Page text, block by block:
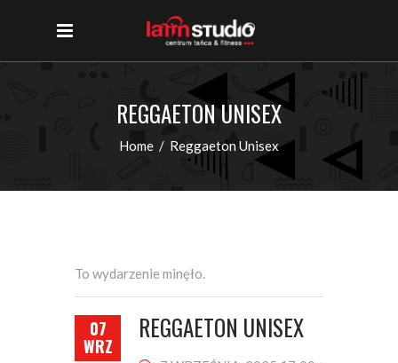
REGGAETON UNISEX
Home / Reggaeton Unisex
To wydarzenie minęło.
07
WRZ
REGGAETON UNISEX